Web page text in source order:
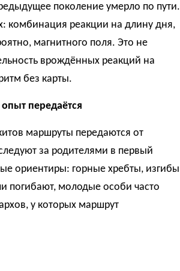
поколение умерло по пути.
комбинация реакции на длину дня,
магнитного поля. Это не
врождённых реакций на
без карты.
передаётся
маршруты передаются от
за родителями в первый
ориентиры: горные хребты, изгибы
погибают, молодые особи часто
у которых маршрут